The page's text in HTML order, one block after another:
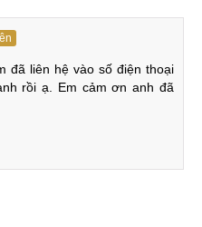
đã liên hệ vào số điện thoại
rồi ạ. Em cảm ơn anh đã